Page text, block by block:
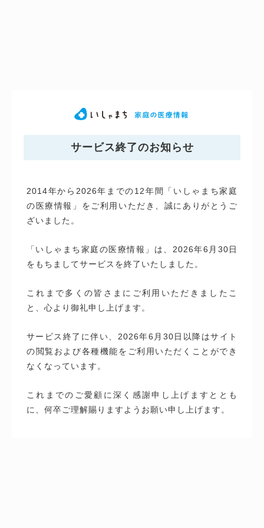
サービス終了のお知らせ
2014年から2026年までの12年間「いしゃまち家庭
の医療情報」をご利用いただき、誠にありがとうご
ざいました。
「いしゃまち家庭の医療情報」は、2026年6月30日
をもちましてサービスを終了いたしました。
これまで多くの皆さまにご利用いただきましたこ
と、心より御礼申し上げます。
サービス終了に伴い、2026年6月30日以降はサイト
の閲覧および各種機能をご利用いただくことができ
なくなっています。
これまでのご愛顧に深く感謝申し上げますととも
に、何卒ご理解賜りますようお願い申し上げます。